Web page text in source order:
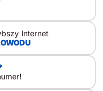
Internet